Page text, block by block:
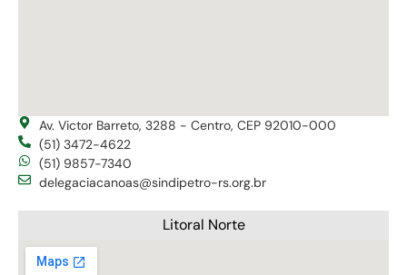
Av. Victor Barreto, 3288 - Centro, CEP 92010-000
(51) 3472-4622
(51) 9857-7340
delegaciacanoas@sindipetro-rs.org.br
Litoral Norte